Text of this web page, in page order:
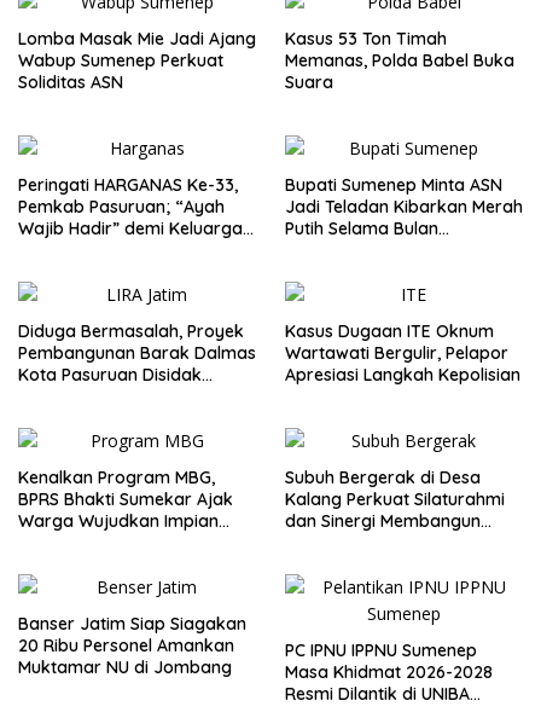
Lomba Masak Mie Jadi Ajang
Wabup Sumenep Perkuat
Soliditas ASN
Kasus 53 Ton Timah
Memanas, Polda Babel Buka
Suara
Peringati HARGANAS Ke-33,
Pemkab Pasuruan; “Ayah
Wajib Hadir” demi Keluarga
Bupati Sumenep Minta ASN
Jadi Teladan Kibarkan Merah
Putih Selama Bulan
Diduga Bermasalah, Proyek
Pembangunan Barak Dalmas
Kota Pasuruan Disidak
Kasus Dugaan ITE Oknum
Wartawati Bergulir, Pelapor
Apresiasi Langkah Kepolisian
Kenalkan Program MBG,
BPRS Bhakti Sumekar Ajak
Warga Wujudkan Impian
Subuh Bergerak di Desa
Kalang Perkuat Silaturahmi
dan Sinergi Membangun
Banser Jatim Siap Siagakan
20 Ribu Personel Amankan
Muktamar NU di Jombang
PC IPNU IPPNU Sumenep
Masa Khidmat 2026-2028
Resmi Dilantik di UNIBA